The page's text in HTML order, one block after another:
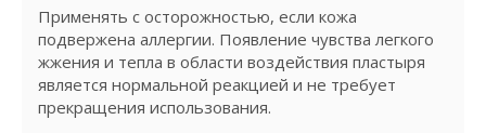
Применять с осторожностью, если кожа
подвержена аллергии. Появление чувства легкого
жжения и тепла в области воздействия пластыря
является нормальной реакцией и не требует
прекращения использования.